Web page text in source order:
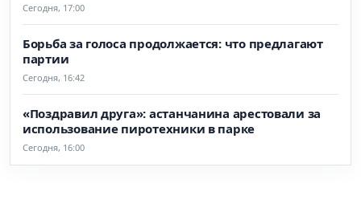
Сегодня, 17:00
Борьба за голоса продолжается: что предлагают
партии
Сегодня, 16:42
«Поздравил друга»: астанчанина арестовали за
использование пиротехники в парке
Сегодня, 16:00